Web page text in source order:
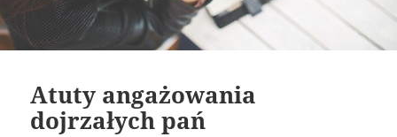
Atuty angażowania
dojrzałych pań